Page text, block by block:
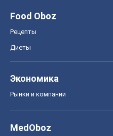
Food Oboz
Рецепты
Диеты
Экономика
Рынки и компании
MedOboz